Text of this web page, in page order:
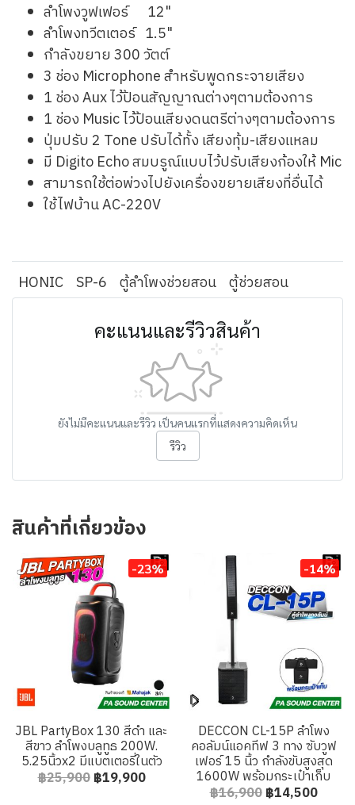
ลำโพงวูฟเฟอร์ 12"
ลำโพงทวีตเตอร์ 1.5"
กำลังขยาย 300 วัตต์
3 ช่อง Microphone สำหรับพูดกระจายเสียง
1 ช่อง Aux ไว้ป้อนสัญญาณต่างๆตามต้องการ
1 ช่อง Music ไว้ป้อนเสียงดนตรีต่างๆตามต้องการ
ปุ่มปรับ 2 Tone ปรับได้ทั้ง เสียงทุ้ม-เสียงแหลม
มี Digito Echo สมบรูณ์แบบไว้ปรับเสียงก้องให้ Mic
สามารถใช้ต่อพ่วงไปยังเครื่องขยายเสียงที่อื่นได้
ใช้ไฟบ้าน AC-220V
HONIC SP-6 ตู้ลำโพงช่วยสอน ตู้ช่วยสอน
คะแนนและรีวิวสินค้า
ยังไม่มีคะแนนและรีวิว เป็นคนแรกที่แสดงความคิดเห็น
รีวิว
สินค้าที่เกี่ยวข้อง
-23%
JBL PartyBox 130 สีดำ และ
สีขาว ลำโพงบลูทูธ 200W.
5.25นิ้วx2 มีแบตเตอรี่ในตัว
฿25,900 ฿19,900
-14%
DECCON CL-15P ลำโพง
คอลัมน์แอคทีฟ 3 ทาง ซับวูฟ
เฟอร์ 15 นิ้ว กำลังขับสูงสุด
1600W พร้อมกระเป๋าเก็บ
฿16,900 ฿14,500